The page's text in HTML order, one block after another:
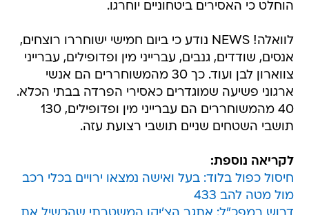
הוחלט כי האסירים ביטחוניים יוחרגו.
לוואלה! NEWS נודע כי ביום חמישי ישוחררו רוצחים,
אנסים, שודדים, גנבים, עברייני מין ופדופילים, עברייני
צווארון לבן ועוד. כך 30 מהמשוחררים הם אנשי
ארגוני פשיעה שמוגדרים כאסירי הפרדה בבתי הכלא.
40 מהמשוחררים הם עברייני מין ופדופילים, 130
תושבי השטחים שניים תושבי רצועת עזה.
לקריאה נוספת:
חיסול כפול בלוד: בעל ואישה נמצאו ירויים בכלי רכב
מול מטה להב 433